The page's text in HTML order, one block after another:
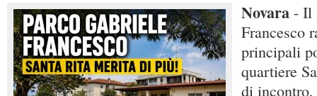
Novara - Il
Francesco
principali
quartiere
di incontro,